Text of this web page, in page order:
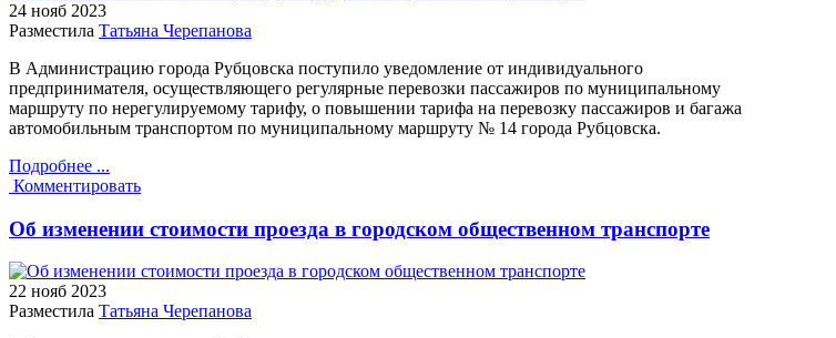
24 нояб 2023
Разместила Татьяна Черепанова
В Администрацию города Рубцовска поступило уведомление от индивидуального
предпринимателя, осуществляющего регулярные перевозки пассажиров по муниципальному
маршруту по нерегулируемому тарифу, о повышении тарифа на перевозку пассажиров и багажа
автомобильным транспортом по муниципальному маршруту № 14 города Рубцовска.
Подробнее ...
Комментировать
Об изменении стоимости проезда в городском общественном транспорте
22 нояб 2023
Разместила Татьяна Черепанова